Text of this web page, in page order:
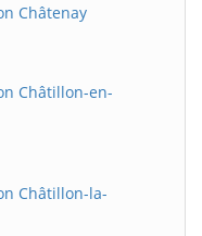
Châtenay
Châtillon-en-
Châtillon-la-